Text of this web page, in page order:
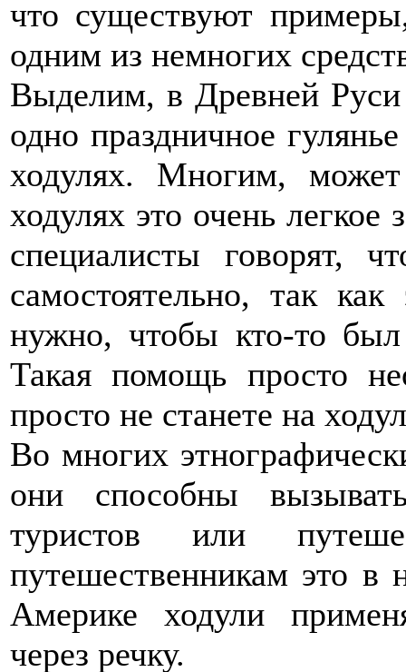
что существуют
одним из немногих
Выделим, в Древней
одно праздничное
ходулях. Многим,
ходулях это очень
специалисты говорят,
самостоятельно, так
нужно, чтобы кто-то был
Такая помощь просто
просто не станете на
Во многих
они способны
туристов или
путешественникам это
Америке ходули
через речку.